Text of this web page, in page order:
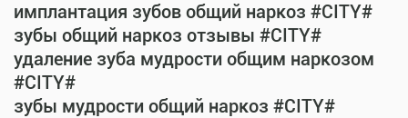
имплантация зубов общий наркоз #CITY#
зубы общий наркоз отзывы #CITY#
удаление зуба мудрости общим наркозом
#CITY#
зубы мудрости общий наркоз #CITY#